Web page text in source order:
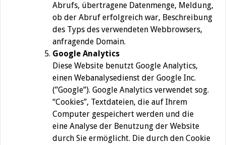
Abrufs, übertragene Datenmenge, Meldung,
ob der Abruf erfolgreich war, Beschreibung
des Typs des verwendeten Webbrowsers,
anfragende Domain.
Google Analytics
Diese Website benutzt Google Analytics,
einen Webanalysedienst der Google Inc.
(”Google”). Google Analytics verwendet sog.
“Cookies”, Textdateien, die auf Ihrem
Computer gespeichert werden und die
eine Analyse der Benutzung der Website
durch Sie ermöglicht. Die durch den Cookie